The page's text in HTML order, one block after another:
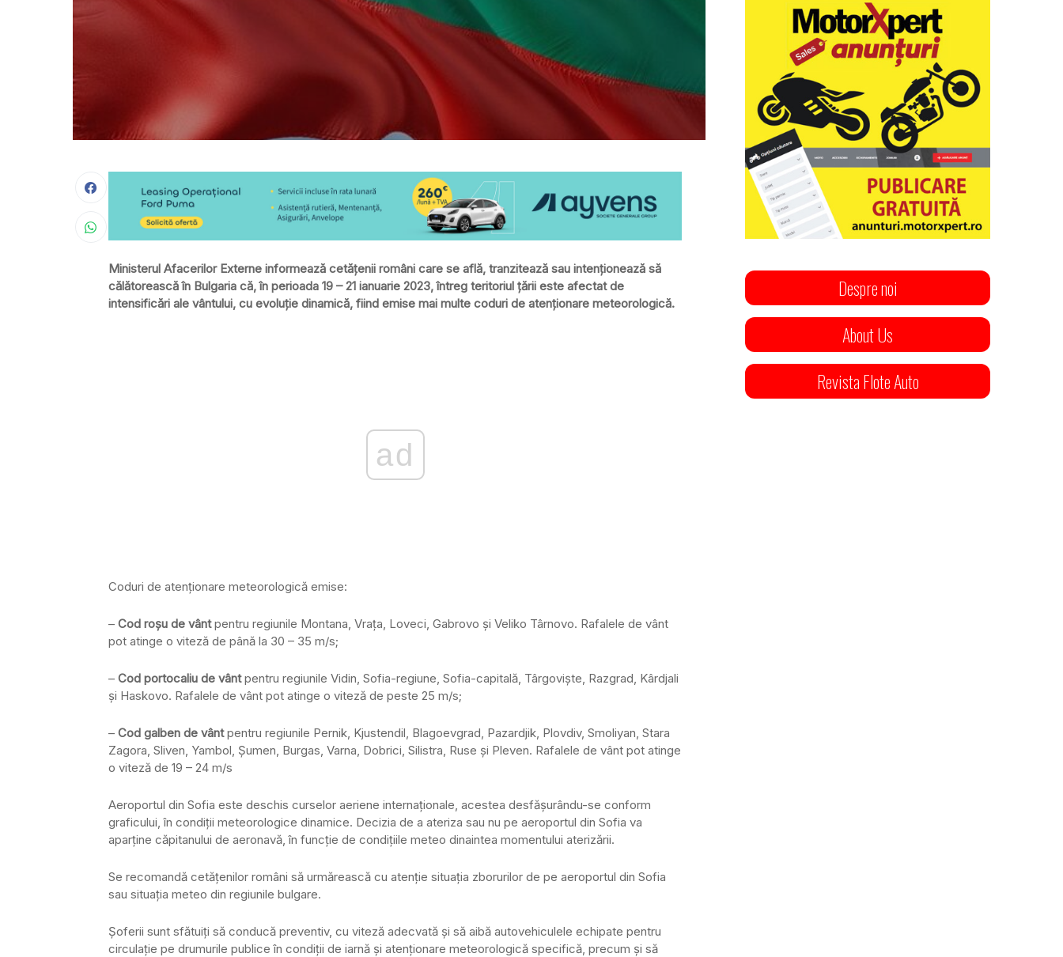
Ministerul Afacerilor Externe informează cetăţenii români care se află, tranzitează sau intenţionează să
călătorească în Bulgaria că, în perioada 19 – 21 ianuarie 2023, întreg teritoriul ţării este afectat de
intensificări ale vântului, cu evoluţie dinamică, fiind emise mai multe coduri de atenţionare meteorologică.
ad
Coduri de atenţionare meteorologică emise:
– Cod roşu de vântpentru regiunile Montana, Vraţa, Loveci, Gabrovo şi Veliko Târnovo. Rafalele de vânt
pot atinge o viteză de până la 30 – 35 m/s;
– Cod portocaliu de vântpentru regiunile Vidin, Sofia-regiune, Sofia-capitală, Târgovişte, Razgrad, Kârdjali
şi Haskovo. Rafalele de vânt pot atinge o viteză de peste 25 m/s;
– Cod galben de vântpentru regiunile Pernik, Kjustendil, Blagoevgrad, Pazardjik, Plovdiv, Smoliyan, Stara
Zagora, Sliven, Yambol, Şumen, Burgas, Varna, Dobrici, Silistra, Ruse şi Pleven. Rafalele de vânt pot atinge
o viteză de 19 – 24 m/s
Aeroportul din Sofia este deschis curselor aeriene internaţionale, acestea desfăşurându-se conform
graficului, în condiţii meteorologice dinamice. Decizia de a ateriza sau nu pe aeroportul din Sofia va
aparţine căpitanului de aeronavă, în funcţie de condiţiile meteo dinaintea momentului aterizării.
Se recomandă cetăţenilor români să urmărească cu atenţie situaţia zborurilor de pe aeroportul din Sofia
sau situaţia meteo din regiunile bulgare.
Şoferii sunt sfătuiţi să conducă preventiv, cu viteză adecvată şi să aibă autovehiculele echipate pentru
circulaţie pe drumurile publice în condiţii de iarnă şi atenţionare meteorologică specifică, precum şi să
Despre noi
About Us
Revista Flote Auto